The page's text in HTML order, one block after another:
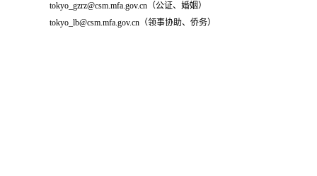
tokyo_gzrz@csm.mfa.gov.cn（公证、婚姻）
tokyo_lb@csm.mfa.gov.cn（领事协助、侨务）